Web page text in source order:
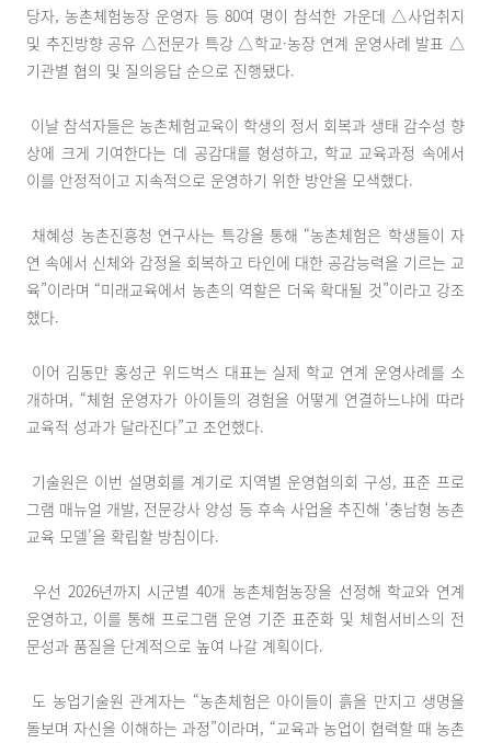
당자, 농촌체험농장 운영자 등 80여 명이 참석한 가운데 △사업취지
및 추진방향 공유 △전문가 특강 △학교·농장 연계 운영사례 발표 △
기관별 협의 및 질의응답 순으로 진행됐다.
이날 참석자들은 농촌체험교육이 학생의 정서 회복과 생태 감수성 향
상에 크게 기여한다는 데 공감대를 형성하고, 학교 교육과정 속에서
이를 안정적이고 지속적으로 운영하기 위한 방안을 모색했다.
채혜성 농촌진흥청 연구사는 특강을 통해 “농촌체험은 학생들이 자
연 속에서 신체와 감정을 회복하고 타인에 대한 공감능력을 기르는 교
육”이라며 “미래교육에서 농촌의 역할은 더욱 확대될 것”이라고 강조
했다.
이어 김동만 홍성군 위드벅스 대표는 실제 학교 연계 운영사례를 소
개하며, “체험 운영자가 아이들의 경험을 어떻게 연결하느냐에 따라
교육적 성과가 달라진다”고 조언했다.
기술원은 이번 설명회를 계기로 지역별 운영협의회 구성, 표준 프로
그램 매뉴얼 개발, 전문강사 양성 등 후속 사업을 추진해 ‘충남형 농촌
교육 모델’을 확립할 방침이다.
우선 2026년까지 시군별 40개 농촌체험농장을 선정해 학교와 연계
운영하고, 이를 통해 프로그램 운영 기준 표준화 및 체험서비스의 전
문성과 품질을 단계적으로 높여 나갈 계획이다.
도 농업기술원 관계자는 “농촌체험은 아이들이 흙을 만지고 생명을
돌보며 자신을 이해하는 과정”이라며, “교육과 농업이 협력할 때 농촌